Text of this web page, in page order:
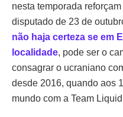
nesta temporada
disputado de 23 de
não haja certeza se em
localidade, pode ser o
consagrar o ucraniano
desde 2016, quando aos
mundo com a Team